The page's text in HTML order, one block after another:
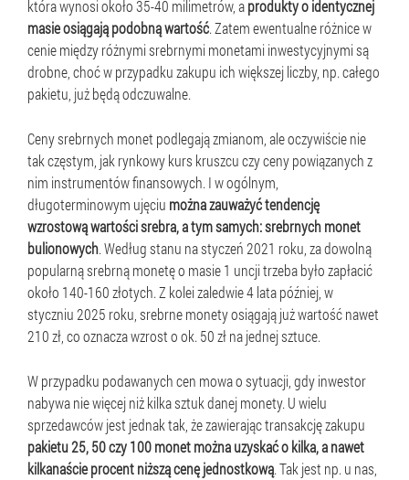
która wynosi około 35-40 milimetrów, aprodukty o identycznej
masie osiągają podobną wartość. Zatem ewentualne różnice w
cenie między różnymi srebrnymi monetami inwestycyjnymi są
drobne, choć w przypadku zakupu ich większej liczby, np. całego
pakietu, już będą odczuwalne.
Ceny srebrnych monet podlegają zmianom, ale oczywiście nie
tak częstym, jak rynkowy kurs kruszcu czy ceny powiązanych z
nim instrumentów finansowych. I w ogólnym,
długoterminowym ujęciu można zauważyć tendencję
wzrostową wartości srebra, a tym samych: srebrnych monet
bulionowych. Według stanu na styczeń 2021 roku, za dowolną
popularną srebrną monetę o masie 1 uncji trzeba było zapłacić
około 140-160 złotych. Z kolei zaledwie 4 lata później, w
styczniu 2025 roku, srebrne monety osiągają już wartość nawet
210 zł, co oznacza wzrost o ok. 50 zł na jednej sztuce.
W przypadku podawanych cen mowa o sytuacji, gdy inwestor
nabywa nie więcej niż kilka sztuk danej monety. U wielu
sprzedawców jest jednak tak, że zawierając transakcję zakupu
pakietu 25, 50 czy 100 monet można uzyskać o kilka, a nawet
kilkanaście procent niższą cenę jednostkową. Tak jest np. u nas,